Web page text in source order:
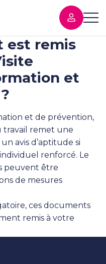
est remis
et
et de prévention,
travail remet une
avis d’aptitude si
renforcé. Le
peuvent être
de mesures
ces documents
remis à votre